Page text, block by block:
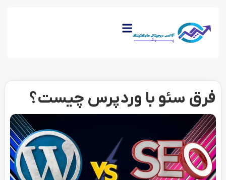
فرق سئو با وردپرس چیست؟